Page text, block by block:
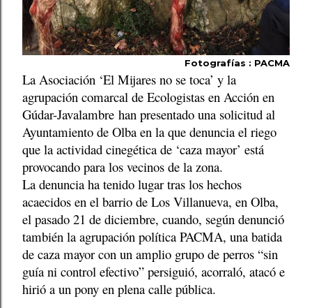
Fotografías : PACMA
La Asociación ‘El Mijares no se toca’ y la
agrupación comarcal de Ecologistas en Acción en
Gúdar-Javalambre han presentado una solicitud al
Ayuntamiento de Olba en la que denuncia el riego
que la actividad cinegética de ‘caza mayor’ está
provocando para los vecinos de la zona.
La denuncia ha tenido lugar tras los hechos
acaecidos en el barrio de Los Villanueva, en Olba,
el pasado 21 de diciembre, cuando, según denunció
también la agrupación política PACMA, una batida
de caza mayor con un amplio grupo de perros “sin
guía ni control efectivo” persiguió, acorraló, atacó e
hirió a un pony en plena calle pública.